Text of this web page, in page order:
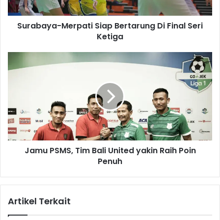
a
-
a
i
a
p
B
a
u
Surabaya-Merpati Siap Bertarung Di Final Seri
Ketiga
a
S
M
S
,
l
Jamu PSMS, Tim Bali United yakin Raih Poin
Penuh
Artikel Terkait